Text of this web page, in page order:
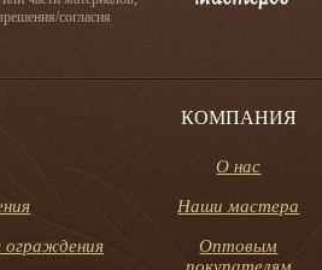
согласия
ограждения
КОМПАНИЯ
О нас
Наши мастера
Оптовым
покупателям